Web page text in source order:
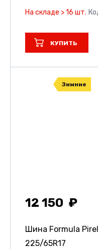
На складе > 16 шт.
КУПИТЬ
Зимние
12 150
Шина Formula
225/65R17